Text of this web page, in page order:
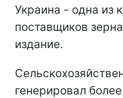
Украина - одна из
поставщиков
издание.
генерировал